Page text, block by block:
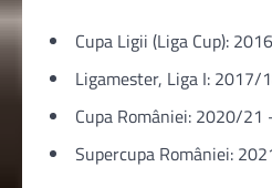
Cupa Ligii (Liga Cup):
Ligamester, Liga I: 2017/
Cupa României: 2020/
Supercupa României: